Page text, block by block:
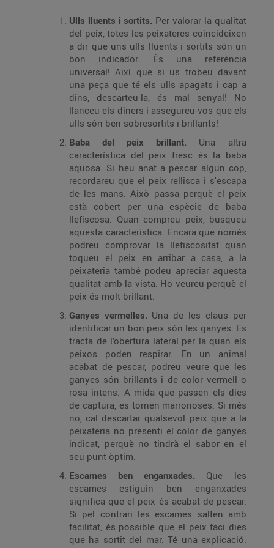
Ulls lluents i sortits. Per valorar la qualitat
del peix, totes les peixateres coincideixen
a dir que uns ulls lluents i sortits són un
bon indicador. És una referència
universal! Així que si us trobeu davant
una peça que té els ulls apagats i cap a
dins, descarteu-la, és mal senyal! No
llanceu els diners i assegureu-vos que els
ulls són ben sobresortits i brillants!
Baba del peix brillant. Una altra
característica del peix fresc és la baba
aquosa. Si heu anat a pescar algun cop,
recordareu que el peix rellisca i s'escapa
de les mans. Això passa perquè el peix
està cobert per una espècie de baba
llefiscosa. Quan compreu peix, busqueu
aquesta característica. Encara que només
podreu comprovar la llefiscositat quan
toqueu el peix en arribar a casa, a la
peixateria també podeu apreciar aquesta
qualitat amb la vista. Ho veureu perquè el
peix és molt brillant.
Ganyes vermelles. Una de les claus per
identificar un bon peix són les ganyes. Es
tracta de l’obertura lateral per la quan els
peixos poden respirar. En un animal
acabat de pescar, podreu veure que les
ganyes són brillants i de color vermell o
rosa intens. A mida que passen els dies
de captura, es tornen marronoses. Si més
no, cal descartar qualsevol peix que a la
peixateria no presenti el color de ganyes
indicat, perquè no tindrà el sabor en el
seu punt òptim.
Escames ben enganxades. Que les
escames estiguin ben enganxades
significa que el peix és acabat de pescar.
Si pel contrari les escames salten amb
facilitat, és possible que el peix faci dies
que ha sortit del mar. Té una explicació: